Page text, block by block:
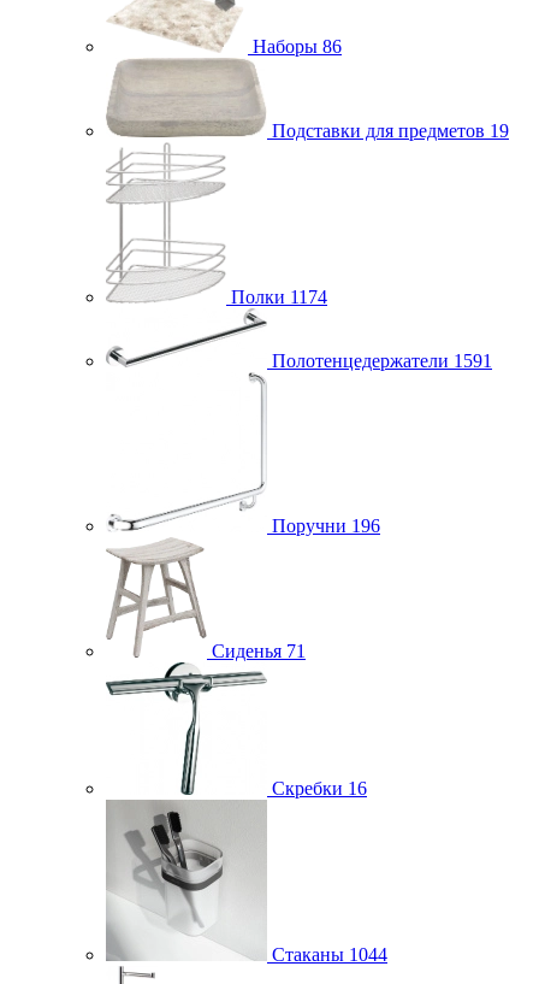
Наборы 86
Подставки для предметов 19
Полки 1174
Полотенцедержатели 1591
Поручни 196
Сиденья 71
Скребки 16
Стаканы 1044